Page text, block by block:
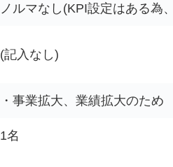
ノルマなし(KPI設定はある為
(記入なし)
・事業拡大、業績拡大のため
1名